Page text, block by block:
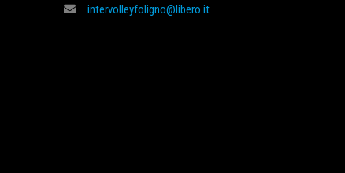
intervolleyfoligno@libero.it